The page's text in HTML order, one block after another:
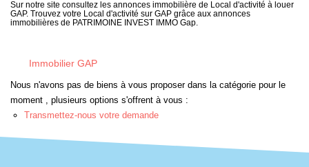
GESTION DE PATRIMOINE
CONTACT
Créer une alerte
Sur notre site consultez les annonces immobilière de Local d'activité à louer
GAP. Trouvez votre Local d'activité sur GAP grâce aux annonces
immobilières de PATRIMOINE INVEST IMMO Gap.
Immobilier GAP
Nous n'avons pas de biens à vous proposer dans la catégorie pour le
moment , plusieurs options s'offrent à vous :
Transmettez-nous votre demande